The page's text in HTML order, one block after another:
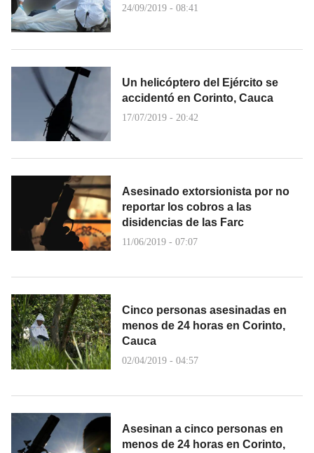
24/09/2019 - 08:41
Un helicóptero del Ejército se
accidentó en Corinto, Cauca
17/07/2019 - 20:42
Asesinado extorsionista por no
reportar los cobros a las
disidencias de las Farc
11/06/2019 - 07:07
Cinco personas asesinadas en
menos de 24 horas en Corinto,
Cauca
02/04/2019 - 04:57
Asesinan a cinco personas en
menos de 24 horas en Corinto,